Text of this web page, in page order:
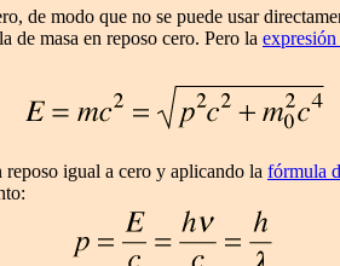
de modo que no se puede usar
de masa en reposo cero. Pero la
reposo igual a cero y aplicando la fórmula